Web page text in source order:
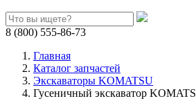
8 (800) 555-86-73
Главная
Каталог запчастей
Экскаваторы KOMATSU
Гусеничный экскаватор